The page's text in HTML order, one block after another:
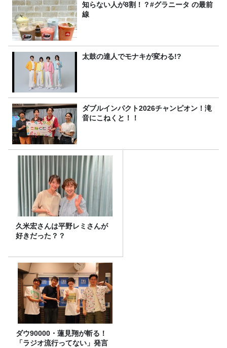
知らない人が8割！？#グラニータ の最前
線
太鼓の達人でモナキが変わる!?
ダブルインパクト2026チャンピオン！滝
音にこねくと！！
久米宏さんは平野レミさんが
好きだった？？
ダウ90000・蓮見翔が斬る！
「ラジオ流行ってない」発言